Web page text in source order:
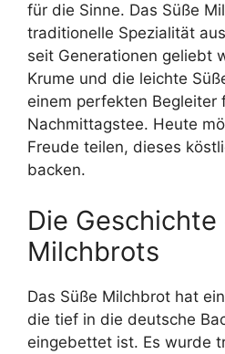
für die Sinne. Das Süße
traditionelle Spezialität
seit Generationen geliebt
Krume und die leichte
einem perfekten Begleiter
Nachmittagstee. Heute
Freude teilen, dieses
backen.
Die Geschichte
Milchbrots
Das Süße Milchbrot hat
die tief in die deutsche
eingebettet ist. Es wurde